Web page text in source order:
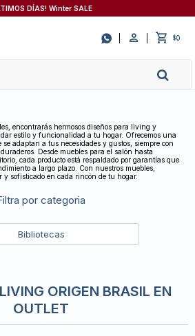
DÍAS! Winter SALE
 $0
encontrarás hermosos diseños para living y
estilo y funcionalidad a tu hogar. Ofrecemos una
adaptan a tus necesidades y gustos, siempre con
Desde muebles para el salón hasta
cada producto está respaldado por garantías que
a largo plazo. Con nuestros muebles,
y sofisticado en cada rincón de tu hogar.
por categoria
Bibliotecas
ORIGEN BRASIL EN
OUTLET